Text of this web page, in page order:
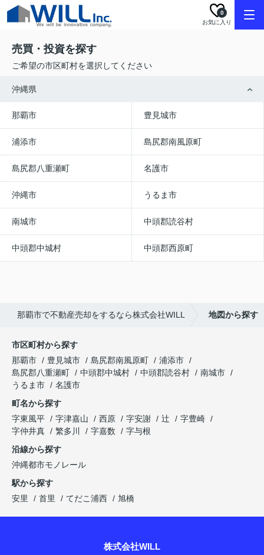
お気に入り
0
売買・投資を探す
ご希望の市区町村を選択してください
沖縄県
那覇市 豊見城市
浦添市 島尻郡南風原町
島尻郡八重瀬町 名護市
沖縄市 うるま市
南城市 中頭郡読谷村
中頭郡中城村 中頭郡西原町
那覇市で不動産売却をするなら株式会社WILL 地図から探す
市区町村から探す
那覇市
豊見城市 島尻郡南風原町
浦添市
島尻郡八重瀬町
中頭郡中城村 中頭郡読谷村
南城市
うるま市
名護市
町名から探す
字東風平
字津嘉山 西原 字安謝 辻
字豊崎
字仲井真
繁多川 字嘉数
字与根
沿線から探す
沖縄都市モノレール
駅から探す
安里
首里 てだこ浦西 旭橋
株式会社WILL